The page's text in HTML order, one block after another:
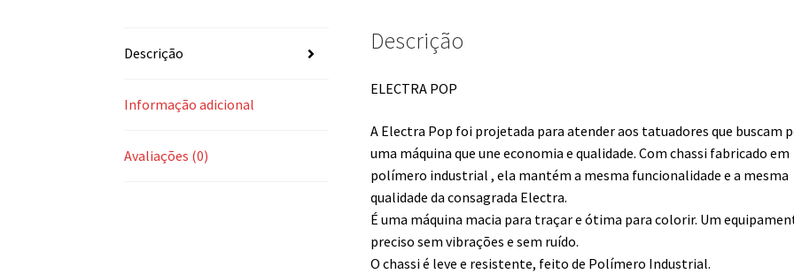
Descrição
Informação adicional
Avaliações (0)
Descrição
ELECTRA POP
A Electra Pop foi projetada para atender aos tatuadores que buscam
uma máquina que une economia e qualidade. Com chassi fabricado em
polímero industrial , ela mantém a mesma funcionalidade e a mesma
qualidade da consagrada Electra.
É uma máquina macia para traçar e ótima para colorir. Um
preciso sem vibrações e sem ruído.
O chassi é leve e resistente, feito de Polímero Industrial.